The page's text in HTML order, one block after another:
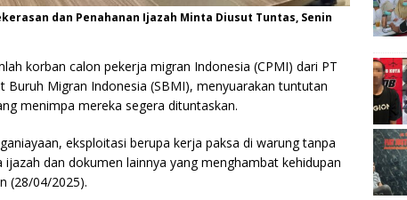
dan Penahanan Ijazah Minta Diusut Tuntas, Senin
korban calon pekerja migran Indonesia (CPMI) dari PT
Buruh Migran Indonesia (SBMI), menyuarakan tuntutan
menimpa mereka segera dituntaskan.
eksploitasi berupa kerja paksa di warung tanpa
dan dokumen lainnya yang menghambat kehidupan
(28/04/2025).